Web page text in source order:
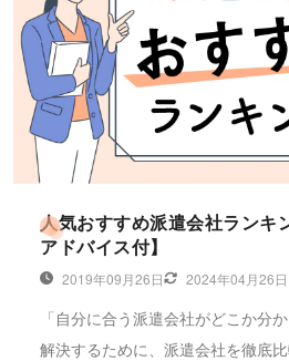
人気おすすめ派遣会社ランキ
アドバイス付】
2019年09月26日 2024年04月26日
「自分に合う派遣会社がどこか分
解決するために、派遣会社を徹底